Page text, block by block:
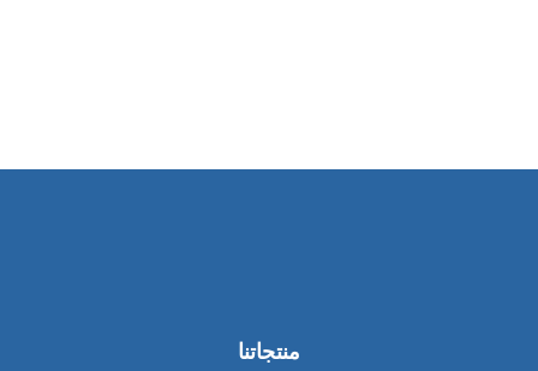
منتجاتنا